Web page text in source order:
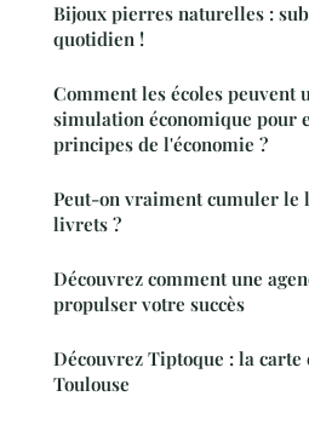
Bijoux pierres naturelles :
quotidien !
Comment les écoles peuvent
simulation économique pour
principes de l'économie ?
Peut-on vraiment cumuler le
livrets ?
Découvrez comment une
propulser votre succès
Découvrez Tiptoque : la carte
Toulouse